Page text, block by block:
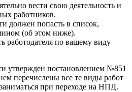
вести свою деятельность и
работников.
должен попасть в список,
(об этом ниже).
работодателя по вашему виду
утвержден постановлением №851
перечислены все те виды работ
при переходе на НПД.